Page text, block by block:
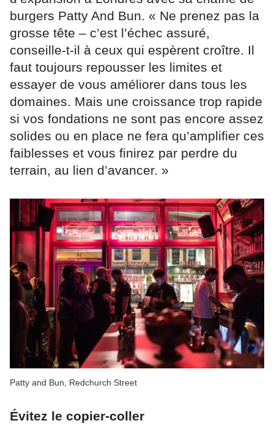
burgers Patty And Bun. « Ne prenez pas la
grosse tête – c’est l’échec assuré,
conseille-t-il à ceux qui espèrent croître. Il
faut toujours repousser les limites et
essayer de vous améliorer dans tous les
domaines. Mais une croissance trop rapide
si vos fondations ne sont pas encore assez
solides ou en place ne fera qu’amplifier ces
faiblesses et vous finirez par perdre du
terrain, au lien d’avancer. »
Patty and Bun, Redchurch Street
Évitez le copier-coller